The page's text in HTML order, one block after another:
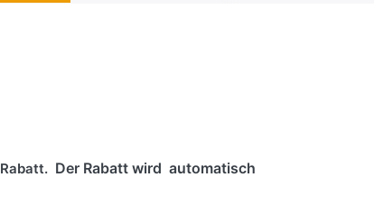
Der Rabatt wird automatisch